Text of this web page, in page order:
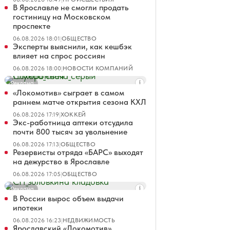
В Ярославле не смогли продать
гостиницу на Московском
проспекте
06.08.2026 18:01|ОБЩЕСТВО
Эксперты выяснили, как кешбэк
влияет на спрос россиян
06.08.2026 18:00|НОВОСТИ КОМПАНИЙ
Реклама
«Локомотив» сыграет в самом
раннем матче открытия сезона КХЛ
06.08.2026 17:19|ХОККЕЙ
Экс-работница аптеки отсудила
почти 800 тысяч за увольнение
06.08.2026 17:13|ОБЩЕСТВО
Резервисты отряда «БАРС» выходят
на дежурство в Ярославле
06.08.2026 17:05|ОБЩЕСТВО
Реклама
В России вырос объем выдачи
ипотеки
06.08.2026 16:23|НЕДВИЖИМОСТЬ